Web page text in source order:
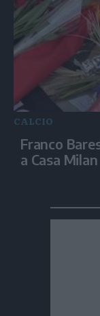
CALCIO
Franco
a Casa Milan